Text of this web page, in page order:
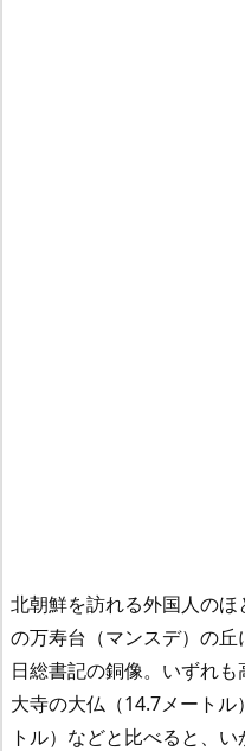
北朝鮮を訪れる外国人の
の万寿台（マンスデ）の
日総書記の銅像。いずれ
大寺の大仏（14.7メート
トル）などと比べると、